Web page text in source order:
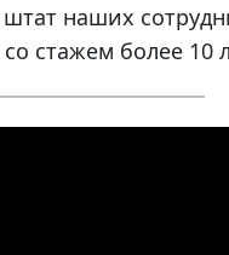
наших
стажем более 10